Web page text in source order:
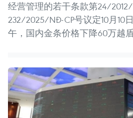
经营管理的若干条款第24/
232/2025/NĐ-CP号议定10月10
午，国内金条价格下降60万越盾